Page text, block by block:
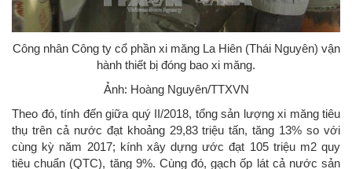
Công nhân Công ty cổ phần xi măng La Hiên (Thái Nguyên) vận
hành thiết bị đóng bao xi măng.
Ảnh: Hoàng Nguyên/TTXVN
Theo đó, tính đến giữa quý II/2018, tổng sản lượng xi măng tiêu
thụ trên cả nước đạt khoảng 29,83 triệu tấn, tăng 13% so với
cùng kỳ năm 2017; kính xây dựng ước đạt 105 triệu m2 quy
tiêu chuẩn (QTC), tăng 9%. Cùng đó, gạch ốp lát cả nước sản